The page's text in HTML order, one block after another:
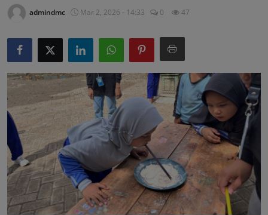
admindmc Mar 2, 2026 - 14:33 0 47